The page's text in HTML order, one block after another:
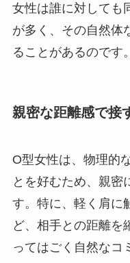
女性は誰に対しても
が多く、その自然体
ることがあるのです。
親密な距離感で接
O型女性は、物理的
とを好むため、親密
す。特に、軽く肩に
ど、相手との距離を
ってはごく自然なコ